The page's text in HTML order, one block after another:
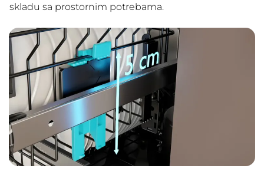
skladu sa prostornim potrebama.